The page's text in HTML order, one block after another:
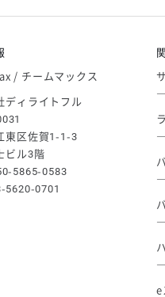
ンウィーク休業のお知らせ
/ チームマックス
ディライトフル
東区佐賀1-1-3
ビル3階
5865-0583
5620-0701
e